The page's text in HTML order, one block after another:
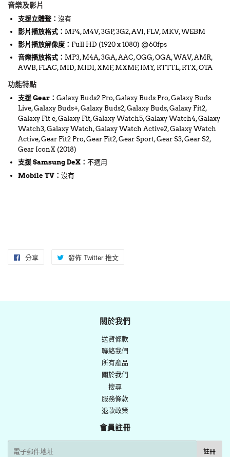
音樂及影片
支援立體聱： 沒有
影片播放格式 ： MP4, M4V, 3GP, 3G2, AVI, FLV, MKV, WEBM
影片播放解像度 ： Full HD (1920 x 1080) @60fps
音樂播放格式 ： MP3, M4A, 3GA, AAC, OGG, OGA, WAV, AMR,
AWB, FLAC, MID, MIDI, XMF, MXMF, IMY, RTTTL, RTX, OTA
功能特點
支援 Gear ： Galaxy Buds2 Pro, Galaxy Buds Pro, Galaxy Buds
Live, Galaxy Buds+, Galaxy Buds2, Galaxy Buds, Galaxy Fit2,
Galaxy Fit e, Galaxy Fit, Galaxy Watch5, Galaxy Watch4, Galaxy
Watch3, Galaxy Watch, Galaxy Watch Active2, Galaxy Watch
Active, Gear Fit2 Pro, Gear Fit2, Gear Sport, Gear S3, Gear S2,
Gear IconX (2018)
支援 Samsung DeX ： 不適用
Mobile TV ： 沒有
分享
Facebook
發佈 Twitter 推文
發
佈
推
文
關於我們
送貨條款
聯絡我們
所有產品
關於我們
搜尋
服務條款
退款政策
會員註冊
註冊